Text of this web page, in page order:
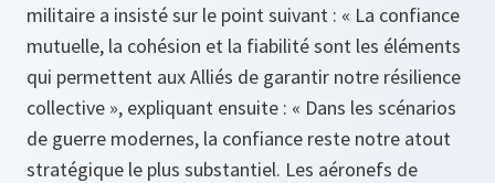
militaire a insisté sur le point suivant : « La confiance
mutuelle, la cohésion et la fiabilité sont les éléments
qui permettent aux Alliés de garantir notre résilience
collective », expliquant ensuite : « Dans les scénarios
de guerre modernes, la confiance reste notre atout
stratégique le plus substantiel. Les aéronefs de